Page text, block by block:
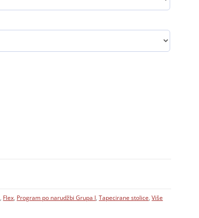
, Flex, Program po narudžbi Grupa I,Tapecirane stolice,Više